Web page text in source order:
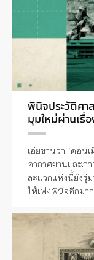
พินิจประวัติศา
มุมใหม่ผ่านเรื่อ
เอ่ยขานว่า ‘ดอน
อากาศยานและภ
ละแวกแห่งนี้ยังรุ่
ให้เพ่งพินิจอีกมา